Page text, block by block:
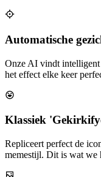
Automatische
Onze AI vindt
het effect elke keer
Klassiek
Repliceert perfect de
memestijl. Dit is wat we